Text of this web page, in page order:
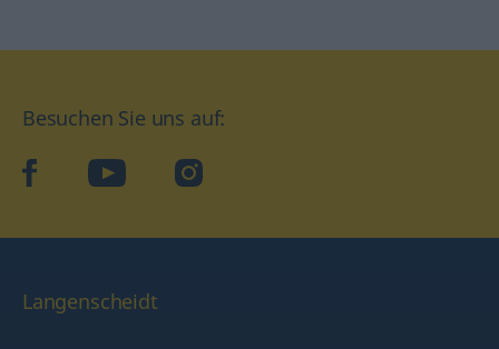
Besuchen Sie uns auf:
facebookYouTube Instagram
Langenscheidt